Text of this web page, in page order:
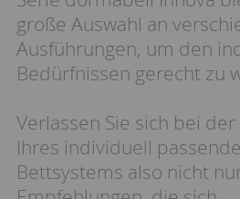
große Auswahl an
Ausführungen, um den
Bedürfnissen gerecht zu
Verlassen Sie sich bei der
Ihres individuell
Bettsystems also nicht